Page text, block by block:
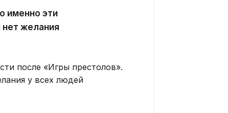
именно эти
желания
после «Игры престолов».
у всех людей